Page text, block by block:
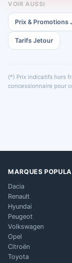
VOIR AUSSI
Prix & Promotions
Tarifs Jetour
(*) Prix indicatifs hors
concessionnaire pour
MARQUES
Dacia
Renault
Hyundai
Peugeot
Volkswagen
Opel
Citroën
Toyota